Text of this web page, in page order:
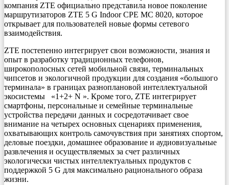
компания ZTE официально представила новое поколение
маршрутизаторов ZTE 5 G Indoor CPE MC 8020, которое
открывает для пользователей новые формы сетевого
взаимодействия.
ZTE постепенно интегрирует свои возможности, знания и
опыт в разработку традиционных телефонов,
широкополосных сетей мобильной связи, терминальных
чипсетов и экологичной продукции для создания «большого
терминала» в границах разноплановой интеллектуальной
экосистемы «1+2+ N ». Кроме того, ZTE интегрирует
смартфоны, персональные и семейные терминальные
устройства передачи данных и сосредотачивает свое
внимание на четырех основных сценариях применения,
охватывающих контроль самочувствия при занятиях спортом,
деловые поездки, домашнее образование и аудиовизуальные
развлечения и осуществляемых за счет различных
экологически чистых интеллектуальных продуктов с
поддержкой 5 G для максимально рационального образа
жизни.